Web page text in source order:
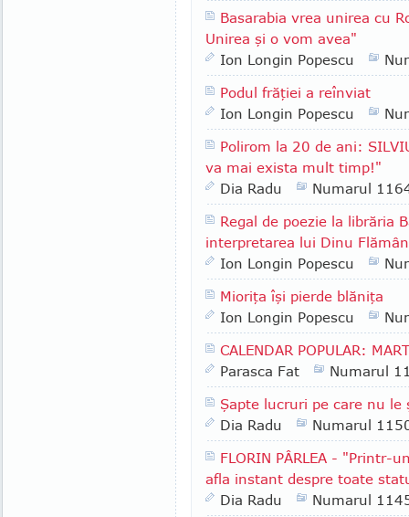
Basarabia vrea unirea cu
Unirea şi o vom avea"
Ion Longin Popescu
Podul frăţiei a reînviat
Ion Longin Popescu
Polirom la 20 de ani:
va mai exista mult timp!"
Dia Radu
Numarul
Regal de poezie la librăria
interpretarea lui Dinu
Ion Longin Popescu
Mioriţa îşi pierde blăniţa
Ion Longin Popescu
CALENDAR POPULAR:
Parasca Fat
Numarul
Şapte lucruri pe care nu le
Dia Radu
Numarul
FLORIN PÂRLEA - "Printr-
afla instant despre toate
Dia Radu
Numarul